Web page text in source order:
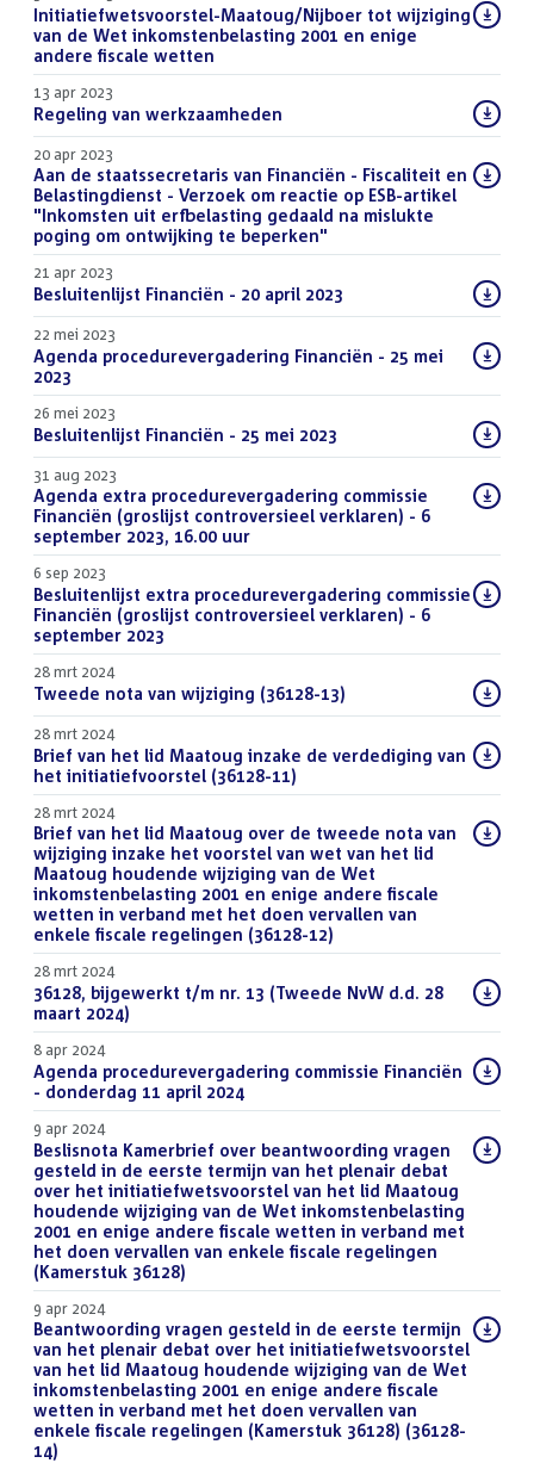
Download
bestand:
Initiatiefwetsvoorstel-Maatoug/Nijboer tot wijziging
van de Wet inkomstenbelasting 2001 en enige
andere fiscale wetten
13 apr 2023
Download
bestand:
Regeling van werkzaamheden
20 apr 2023
Download
bestand:
Aan de staatssecretaris van Financiën - Fiscaliteit en
Belastingdienst - Verzoek om reactie op ESB-artikel
"Inkomsten uit erfbelasting gedaald na mislukte
poging om ontwijking te beperken"
21 apr 2023
Download
bestand:
Besluitenlijst Financiën - 20 april 2023
22 mei 2023
Download
bestand:
Agenda procedurevergadering Financiën - 25 mei
2023
26 mei 2023
Download
bestand:
Besluitenlijst Financiën - 25 mei 2023
31 aug 2023
Download
bestand:
Agenda extra procedurevergadering commissie
Financiën (groslijst controversieel verklaren) - 6
september 2023, 16.00 uur
6 sep 2023
Download
bestand:
Besluitenlijst extra procedurevergadering commissie
Financiën (groslijst controversieel verklaren) - 6
september 2023
28 mrt 2024
Download
bestand:
Tweede nota van wijziging (36128-13)
28 mrt 2024
Download
bestand:
Brief van het lid Maatoug inzake de verdediging van
het initiatiefvoorstel (36128-11)
28 mrt 2024
Download
bestand:
Brief van het lid Maatoug over de tweede nota van
wijziging inzake het voorstel van wet van het lid
Maatoug houdende wijziging van de Wet
inkomstenbelasting 2001 en enige andere fiscale
wetten in verband met het doen vervallen van
enkele fiscale regelingen (36128-12)
28 mrt 2024
Download
bestand:
36128, bijgewerkt t/m nr. 13 (Tweede NvW d.d. 28
maart 2024)
8 apr 2024
Download
bestand:
Agenda procedurevergadering commissie Financiën
- donderdag 11 april 2024
9 apr 2024
Download
bestand:
Beslisnota Kamerbrief over beantwoording vragen
gesteld in de eerste termijn van het plenair debat
over het initiatiefwetsvoorstel van het lid Maatoug
houdende wijziging van de Wet inkomstenbelasting
2001 en enige andere fiscale wetten in verband met
het doen vervallen van enkele fiscale regelingen
(Kamerstuk 36128)
9 apr 2024
Download
bestand:
Beantwoording vragen gesteld in de eerste termijn
van het plenair debat over het initiatiefwetsvoorstel
van het lid Maatoug houdende wijziging van de Wet
inkomstenbelasting 2001 en enige andere fiscale
wetten in verband met het doen vervallen van
enkele fiscale regelingen (Kamerstuk 36128) (36128-
14)